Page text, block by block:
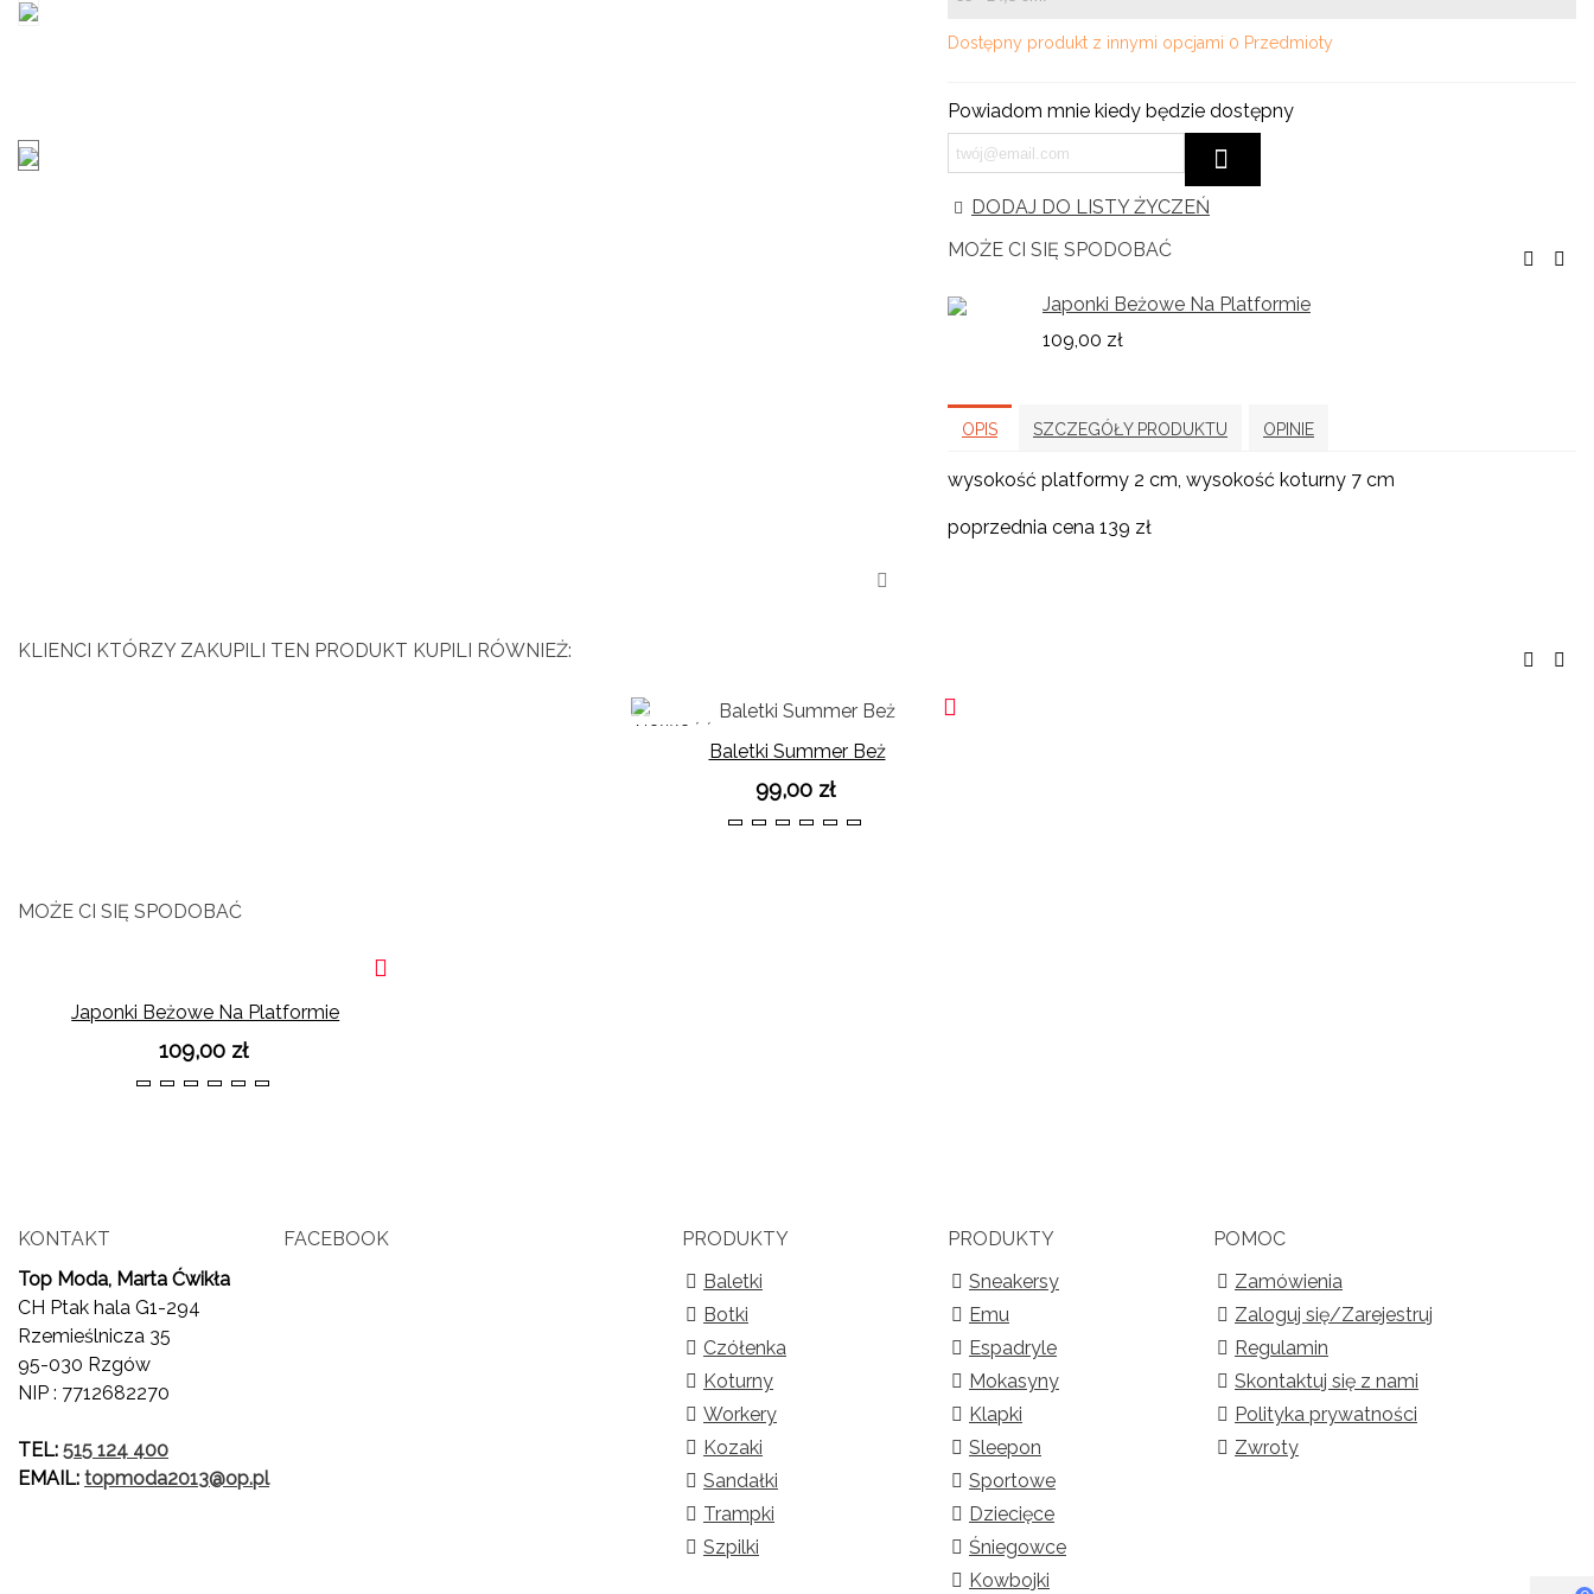
Dostępny produkt z innymi opcjami 0 Przedmioty
Powiadom mnie kiedy będzie dostępny
DODAJ DO LISTY ŻYCZEŃ
MOŻE CI SIĘ SPODOBAĆ
Japonki Beżowe Na Platformie
109,00 zł
OPIS SZCZEGÓŁY PRODUKTU OPINIE
wysokość platformy 2 cm, wysokość koturny 7 cm
poprzednia cena 139 zł
KLIENCI KTÓRZY ZAKUPILI TEN PRODUKT KUPILI RÓWNIEŻ:
NOWOŚĆ
Baletki Summer Beż
99,00 zł
MOŻE CI SIĘ SPODOBAĆ
Japonki Beżowe Na Platformie
109,00 zł
363738394041
KONTAKT
Top Moda, Marta Ćwikła
CH Ptak hala G1-294
Rzemieślnicza 35
95-030 Rzgów
NIP : 7712682270
TEL: 515 124 400
EMAIL: topmoda2013@op.pl
FACEBOOK
PRODUKTY
Baletki
Botki
Czółenka
Koturny
Workery
Kozaki
Sandałki
Trampki
Szpilki
PRODUKTY
Sneakersy
Emu
Espadryle
Mokasyny
Klapki
Sleepon
Sportowe
Dziecięce
Śniegowce
Kowbojki
POMOC
Zamówienia
Zaloguj się/Zarejestruj
Regulamin
Skontaktuj się z nami
Polityka prywatności
Zwroty